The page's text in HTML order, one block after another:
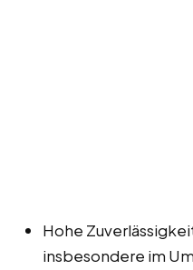
Hohe
insbesondere im